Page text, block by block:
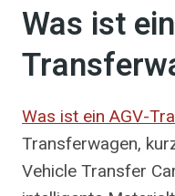
Was ist
Was ist ein AGV-
Transferwagen,
Vehicle Transfer